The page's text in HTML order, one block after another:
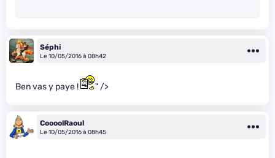
Séphi
Le 10/05/2016 à 08h42
Ben vas y paye ! " />
CoooolRaoul
Le 10/05/2016 à 08h45